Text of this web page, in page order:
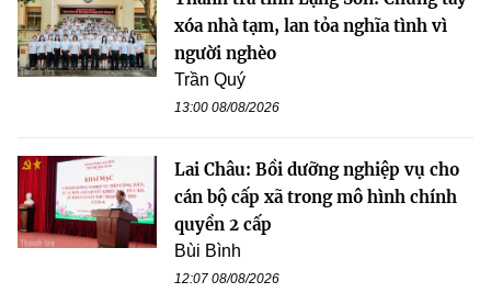
xóa nhà tạm, lan tỏa nghĩa tình vì
người nghèo
Trần Quý
13:00 08/08/2026
Lai Châu: Bồi dưỡng nghiệp vụ cho
cán bộ cấp xã trong mô hình chính
quyền 2 cấp
Bùi Bình
12:07 08/08/2026